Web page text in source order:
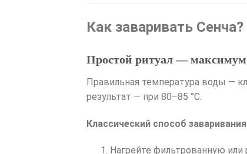
Как заваривать Сенча?
Простой ритуал — максимум
Правильная температура воды —
результат — при 80–85 °C.
Классический способ
Нагрейте фильтрованную